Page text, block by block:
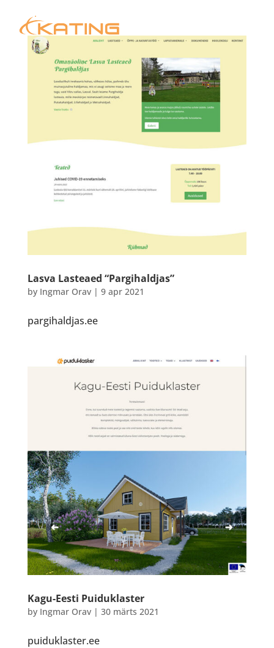
Lasva Lasteaed “Pargihaldjas”
by Ingmar Orav| 9 apr 2021
pargihaldjas.ee
Kagu-Eesti Puiduklaster
by Ingmar Orav| 30 märts 2021
puiduklaster.ee